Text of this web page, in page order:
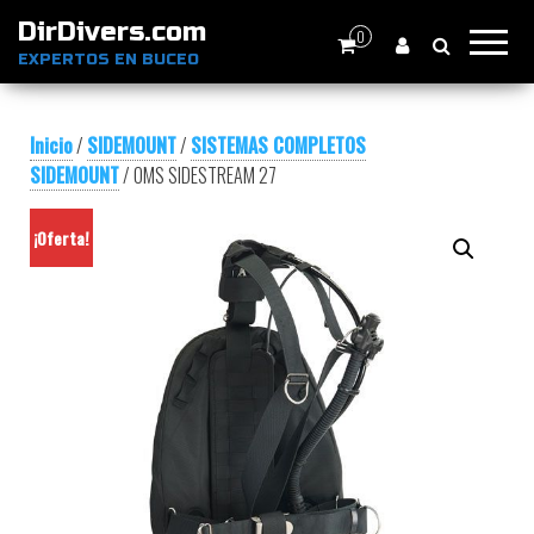
DirDivers.com
EXPERTOS EN BUCEO
0
Inicio/ SIDEMOUNT/ SISTEMAS COMPLETOS
SIDEMOUNT/ OMS SIDESTREAM 27
¡Oferta!